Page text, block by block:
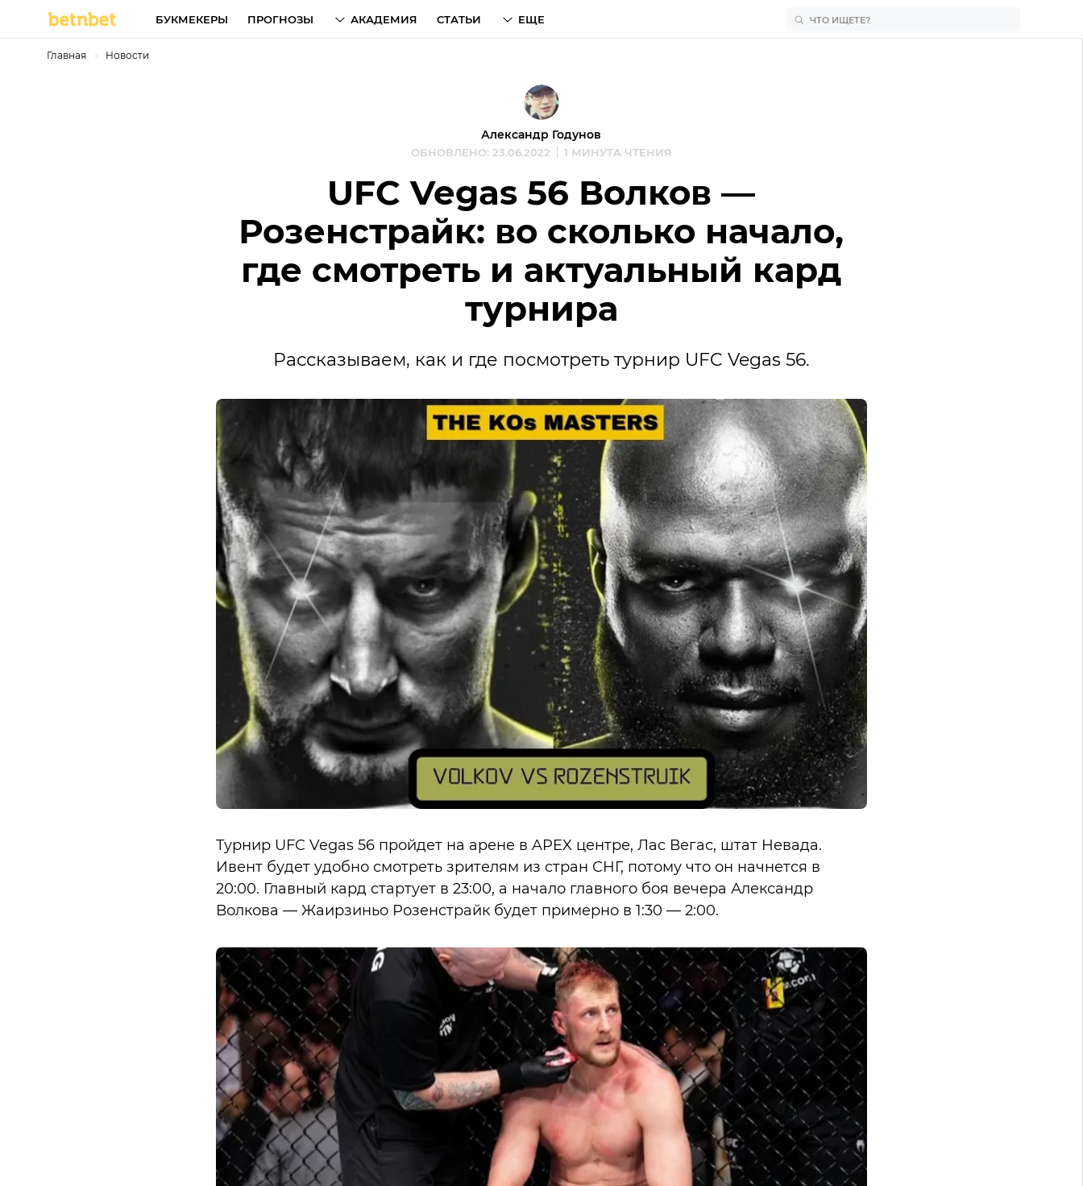
БУКМЕКЕРЫ ПРОГНОЗЫ АКАДЕМИЯ СТАТЬИ ЕЩЕ
Главная Новости
Александр Годунов
ОБНОВЛЕНО: 23.06.2022 1 МИНУТА ЧТЕНИЯ
UFC Vegas 56 Волков —
Розенстрайк: во сколько начало,
где смотреть и актуальный кард
турнира
Рассказываем, как и где посмотреть турнир UFC Vegas 56.
Турнир UFC Vegas 56 пройдет на арене в APEX центре, Лас Вегас, штат Невада.
Ивент будет удобно смотреть зрителям из стран СНГ, потому что он начнется в
20:00. Главный кард стартует в 23:00, а начало главного боя вечера Александр
Волкова — Жаирзиньо Розенстрайк будет примерно в 1:30 — 2:00.